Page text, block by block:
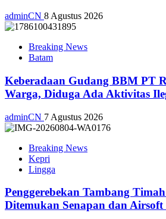
adminCN 8 Agustus 2026
Breaking News
Batam
Keberadaan Gudang BBM PT
Warga, Diduga Ada Aktivitas
adminCN 7 Agustus 2026
Breaking News
Kepri
Lingga
Penggerebekan Tambang
Ditemukan Senapan dan